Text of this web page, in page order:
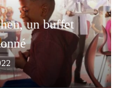
un buffet